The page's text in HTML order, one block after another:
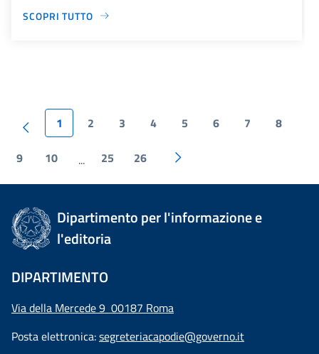
SCOPRI TUTTO
1 2 3 4 5 6 7 8
9 10 ... 25 26
Dipartimento per l'informazione e
l'editoria
DIPARTIMENTO
Via della Mercede 9 00187 Roma
Posta elettronica:segreteriacapodie@governo.it